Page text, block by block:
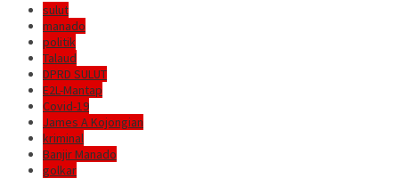
sulut
manado
politik
Talaud
DPRD SULUT
E2L-Mantap
Covid-19
James A Kojongian
kriminal
Banjir Manado
golkar